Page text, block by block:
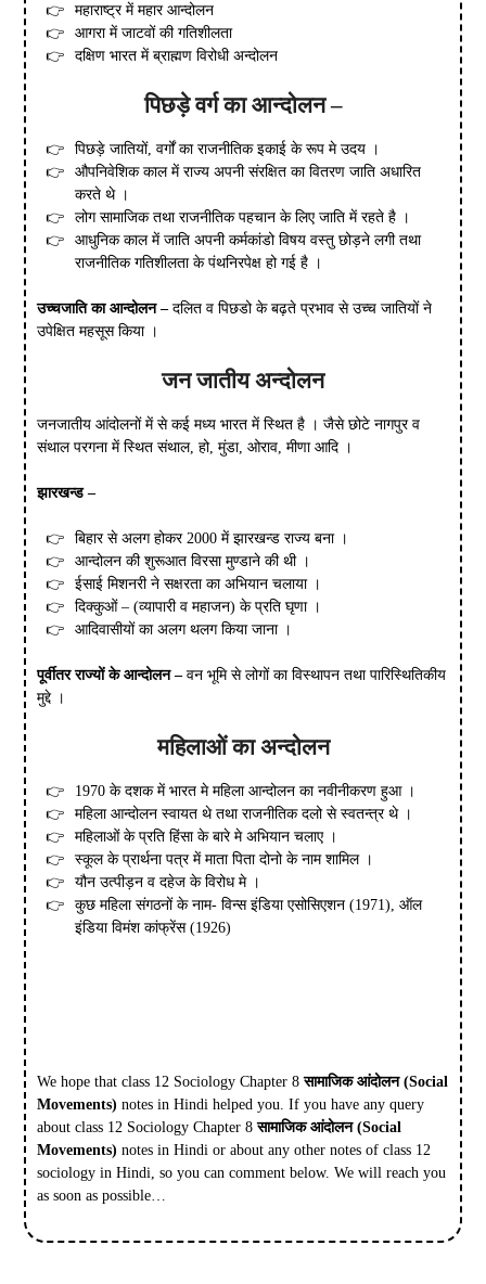
महाराष्ट्र में महार आन्दोलन
आगरा में जाटवों की गतिशीलता
दक्षिण भारत में ब्राह्मण विरोधी अन्दोलन
पिछड़े वर्ग का आन्दोलन –
पिछड़े जातियों, वर्गों का राजनीतिक इकाई के रूप मे उदय ।
औपनिवेशिक काल में राज्य अपनी संरक्षित का वितरण जाति अधारित
करते थे ।
लोग सामाजिक तथा राजनीतिक पहचान के लिए जाति में रहते है ।
आधुनिक काल में जाति अपनी कर्मकांडो विषय वस्तु छोड़ने लगी तथा
राजनीतिक गतिशीलता के पंथनिरपेक्ष हो गई है ।
उच्चजाति का आन्दोलन – दलित व पिछडो के बढ़ते प्रभाव से उच्च जातियों ने
उपेक्षित महसूस किया ।
जन जातीय अन्दोलन
जनजातीय आंदोलनों में से कई मध्य भारत में स्थित है । जैसे छोटे नागपुर व
संथाल परगना में स्थित संथाल, हो, मुंडा, ओराव, मीणा आदि ।
झारखन्ड –
बिहार से अलग होकर 2000 में झारखन्ड राज्य बना ।
आन्दोलन की शुरूआत विरसा मुण्डाने की थी ।
ईसाई मिशनरी ने सक्षरता का अभियान चलाया ।
दिक्कुओं – (व्यापारी व महाजन) के प्रति घृणा ।
आदिवासीयों का अलग थलग किया जाना ।
पूर्वीतर राज्यों के आन्दोलन – वन भूमि से लोगों का विस्थापन तथा पारिस्थितिकीय
मुद्दे ।
महिलाओं का अन्दोलन
1970 के दशक में भारत मे महिला आन्दोलन का नवीनीकरण हुआ ।
महिला आन्दोलन स्वायत थे तथा राजनीतिक दलो से स्वतन्त्र थे ।
महिलाओं के प्रति हिंसा के बारे मे अभियान चलाए ।
स्कूल के प्रार्थना पत्र में माता पिता दोनो के नाम शामिल ।
यौन उत्पीड़न व दहेज के विरोध मे ।
कुछ महिला संगठनों के नाम- विन्स इंडिया एसोसिएशन (1971), ऑल
इंडिया विमंश कांफ्रेंस (1926)
We hope that class 12 Sociology Chapter 8सामाजिक आंदोलन (Social
Movements) notes in Hindi helped you. If you have any query
about class 12 Sociology Chapter 8सामाजिक आंदोलन (Social
Movements) notes in Hindi or about any other notes of class 12
sociology in Hindi, so you can comment below. We will reach you
as soon as possible…